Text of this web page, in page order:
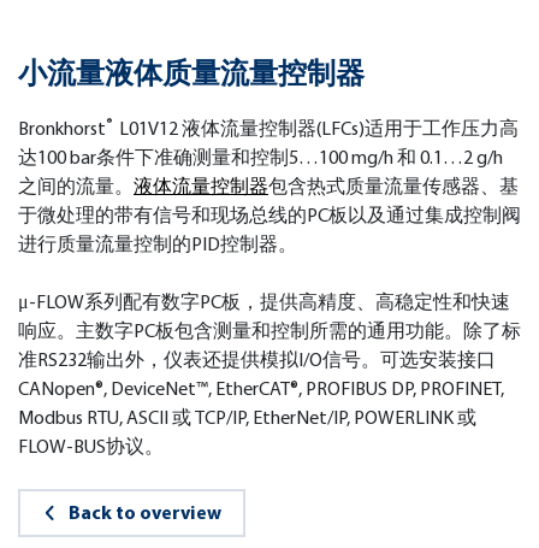
小流量液体质量流量控制器
Bronkhorst® L01V12 液体流量控制器(LFCs)适用于工作压力高
达100 bar条件下准确测量和控制5…100 mg/h 和 0.1…2 g/h
之间的流量。 液体流量控制器包含热式质量流量传感器、基
于微处理的带有信号和现场总线的PC板以及通过集成控制阀
进行质量流量控制的PID控制器。
μ-FLOW系列配有数字PC板，提供高精度、高稳定性和快速
响应。主数字PC板包含测量和控制所需的通用功能。除了标
准RS232输出外，仪表还提供模拟I/O信号。可选安装接口
CANopen®, DeviceNet™, EtherCAT®, PROFIBUS DP, PROFINET,
Modbus RTU, ASCII 或 TCP/IP, EtherNet/IP, POWERLINK 或
FLOW-BUS协议。
Back to overview